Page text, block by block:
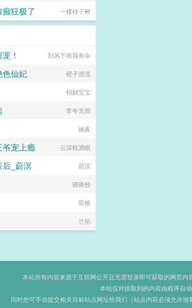
点进来就发财
狂极了 一棵柿子树
！
刮风下雨我有伞
色仙妃 橙子澄澄
招财宝宝
常年无雨
姚夜
宠上瘾 云深枕酒眠
后_蔚溟 蔚溟
骁骑校
双榆
兰拓
本站所有内容来源于互联网公开且无需登录即可获取的网页
本站仅对抓取到的内容由程序自
同时您可手动提交相关目标站点网址给我们（站点内容必须允许